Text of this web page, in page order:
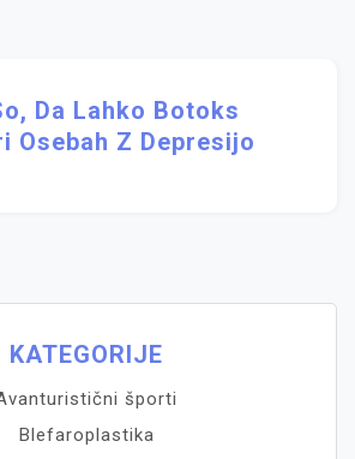
Da Lahko Botoks
Osebah Z Depresijo
KATEGORIJE
športi
Blefaroplastika